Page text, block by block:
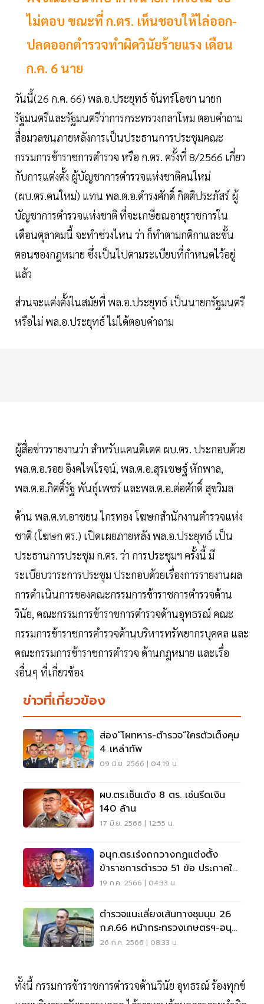
ไม่ตอบ ขณะที่ ก.ตร. เห็นชอบให้ไล่ออก-
ปลดออกตำรวจทำผิดวินัยร้ายแรง เดือน
ก.ค. 6 นาย
วันนี้(26 ก.ค. 66) พล.อ.ประยุทธ์ จันทร์โอชา นายก
รัฐมนตรีและรัฐมนตรีว่าการกระทรวงกลาโหม ตอบคำถาม
สื่อมวลชนภายหลังการเป็นประธานการประชุมคณะ
กรรมการข้าราชการตำรวจ หรือ ก.ตร. ครั้งที่ 8/2566 เกี่ยว
กับการแต่งตั้ง ผู้บัญชาการตำรวจแห่งชาติคนใหม่
(ผบ.ตร.คนใหม่) แทน พล.ต.อ.ดำรงศักดิ์ กิตติประภัสร์ ผู้
บัญชาการตำรวจแห่งชาติ ที่จะเกษียณอายุราชการใน
เดือนตุลาคมนี้ จะทำช่วงไหน ว่า ก็ทำตามกติกาและขั้น
ตอนของกฎหมาย ซึ่งเป็นไปตามระเบียบที่กำหนดไว้อยู่
แล้ว
ส่วนจะแต่งตั้งในสมัยที่ พล.อ.ประยุทธ์ เป็นนายกรัฐมนตรี
หรือไม่ พล.อ.ประยุทธ์ ไม่ได้ตอบคำถาม
ผู้สื่อข่าวรายงานว่า สำหรับแคนดิเดต ผบ.ตร. ประกอบด้วย
พล.ต.อ.รอย อิงคไพโรจน์, พล.ต.อ.สุรเชษฐ์ หักพาล,
พล.ต.อ.กิตติ์รัฐ พันธุ์เพชร์ และพล.ต.อ.ต่อศักดิ์ สุขวิมล
ด้าน พล.ต.ท.อาชยน ไกรทอง โฆษกสำนักงานตำรวจแห่ง
ชาติ (โฆษก ตร.) เปิดเผยภายหลัง พล.อ.ประยุทธ์ เป็น
ประธานการประชุม ก.ตร. ว่า การประชุมฯ ครั้งนี้ มี
ระเบียบวาระการประชุม ประกอบด้วยเรื่องการรายงานผล
การดำเนินการของคณะกรรมการข้าราชการตำรวจด้าน
วินัย, คณะกรรมการข้าราชการตำรวจด้านอุทธรณ์ คณะ
กรรมการข้าราชการตำรวจด้านบริหารทรัพยากรบุคคล และ
คณะกรรมการข้าราชการตำรวจ ด้านกฎหมาย และเรื่อ
งอื่นๆ ที่เกี่ยวข้อง
ข่าวที่เกี่ยวข้อง
ส่อง“โผทหาร-ตำรวจ”ใครตัวเต็งคุม
4 เหล่าทัพ
09 มิ.ย. 2566 | 04:19 น.
ผบ.ตร.เซ็นเด้ง 8 ตร. เซ่นรีดเงิน
140 ล้าน
17 มิ.ย. 2566 | 12:55 น.
อนุก.ตร.เร่งถกวางกฎแต่งตั้ง
ข้าราชการตำรวจ 51 ข้อ ประกาศใช้
ปี 2567
19 ก.ค. 2566 | 04:33 น.
ตำรวจแนะเลี่ยงเส้นทางชุมนุม 26
ก.ค.66 หน้ากระทรวงเกษตรฯ-อนุ
สาวรีย์ชัยฯ
26 ก.ค. 2566 | 08:33 น.
ทั้งนี้ กรรมการข้าราชการตำรวจด้านวินัย อุทธรณ์ ร้องทุกข์